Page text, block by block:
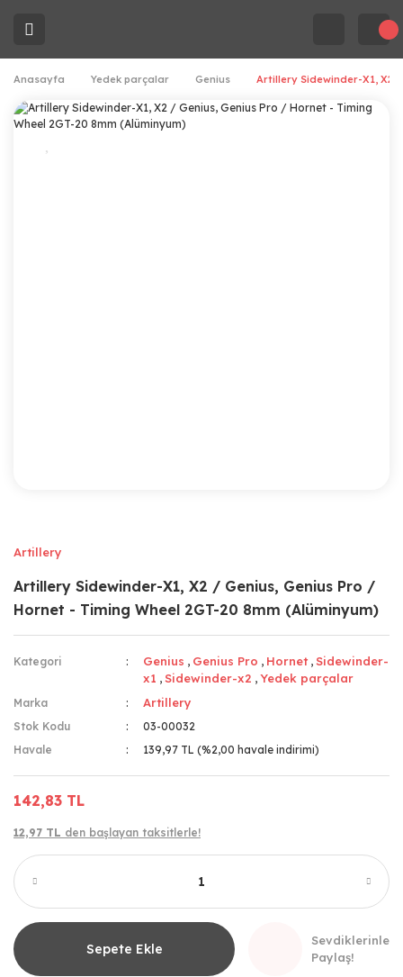
Anasayfa Yedek parçalar Genius Artillery Sidewinder-X1, X2
Artillery
Artillery Sidewinder-X1, X2 / Genius, Genius Pro /
Hornet - Timing Wheel 2GT-20 8mm (Alüminyum)
Kategori Genius , Genius Pro , Hornet ,Sidewinder-
x1 ,Sidewinder-x2 ,Yedek parçalar
Marka Artillery
Stok Kodu
03-00032
Havale
139,97 TL (%2,00 havale indirimi)
142,83 TL
12,97 TL den başlayan taksitlerle!
Sepete Ekle
Sevdiklerinle
Paylaş!